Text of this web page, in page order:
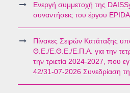
Ενεργή συμμετοχή της
συναντήσεις του έργου
Πίνακες Σειρών Κατάταξης
Θ.Ε./Ε.Θ.Ε./Ε.Π.Α. για την
την τριετία 2024-2027, που
42/31-07-2026 Συνεδρίαση